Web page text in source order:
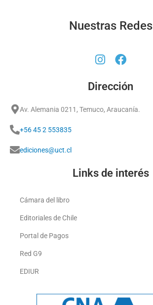
Nuestras Redes
Dirección
Av. Alemania 0211, Temuco, Araucanía.
+56 45 2 553835
ediciones@uct.cl
Links de interés
Cámara del libro
Editoriales de Chile
Portal de Pagos
Red G9
EDIUR